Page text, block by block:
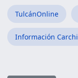
TulcánOnline
Información Carchi